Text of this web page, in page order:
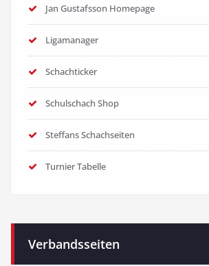
Jan Gustafsson Homepage
Ligamanager
Schachticker
Schulschach Shop
Steffans Schachseiten
Turnier Tabelle
Verbandsseiten